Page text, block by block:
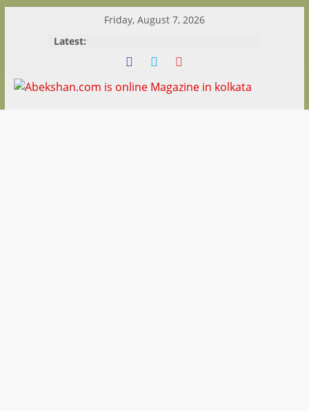
Friday, August 7, 2026
Latest:
Abekshan.com